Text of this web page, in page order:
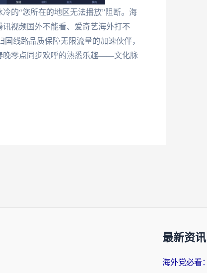
的“您所在的地区无法播放”阻断。海
视频国外不能看、爱奇艺海外打不
线路品质保障无限流量的加速伙伴，
晚零点同步欢呼的熟悉乐趣——文化脉
最新资讯